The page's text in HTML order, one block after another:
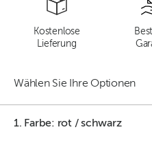
Kostenlose
Lieferung
Wählen Sie Ihre Optionen
1. Farbe: rot / schwarz